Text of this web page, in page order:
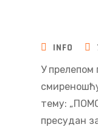
INFO
У прелепом
тему:
пресудан